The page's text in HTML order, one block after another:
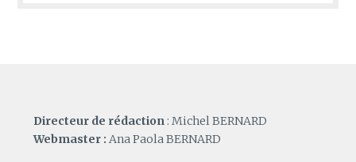
Directeur de rédaction : Michel BERNARD
Webmaster : Ana Paola BERNARD